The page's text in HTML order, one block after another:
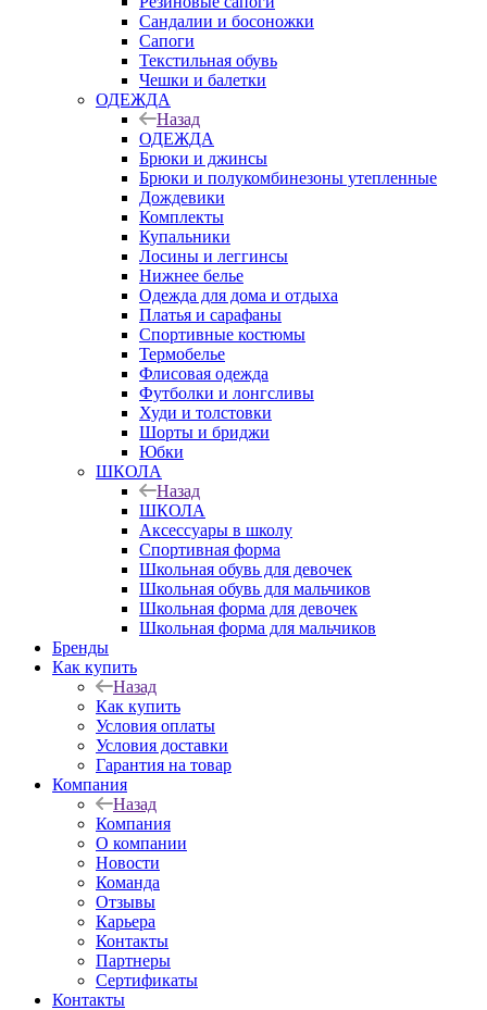
Сандалии и босоножки
Сапоги
Текстильная обувь
Чешки и балетки
ОДЕЖДА
Назад
ОДЕЖДА
Брюки и джинсы
Брюки и полукомбинезоны утепленные
Дождевики
Комплекты
Купальники
Лосины и леггинсы
Нижнее белье
Одежда для дома и отдыха
Платья и сарафаны
Спортивные костюмы
Термобелье
Флисовая одежда
Футболки и лонгсливы
Худи и толстовки
Шорты и бриджи
Юбки
ШКОЛА
Назад
ШКОЛА
Аксессуары в школу
Спортивная форма
Школьная обувь для девочек
Школьная обувь для мальчиков
Школьная форма для девочек
Школьная форма для мальчиков
Бренды
Как купить
Назад
Как купить
Условия оплаты
Условия доставки
Гарантия на товар
Компания
Назад
Компания
О компании
Новости
Команда
Отзывы
Карьера
Контакты
Партнеры
Сертификаты
Контакты